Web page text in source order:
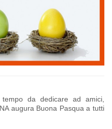
da dedicare ad amici,
augura Buona Pasqua a tutti